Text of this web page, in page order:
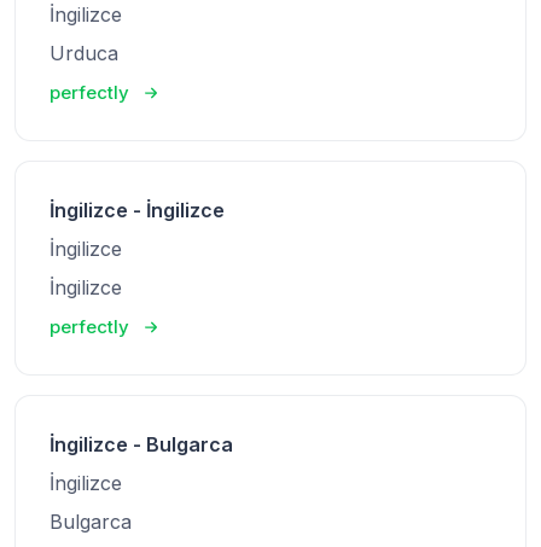
İngilizce
Urduca
perfectly
İngilizce - İngilizce
İngilizce
İngilizce
perfectly
İngilizce - Bulgarca
İngilizce
Bulgarca